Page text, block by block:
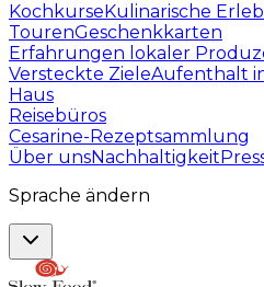
KochkurseKulinarische
TourenGeschenkkarten
Erfahrungen lokaler
Versteckte ZieleAufenthalt
Haus
Reisebüros
Cesarine-Rezeptsammlung
Über unsNachhaltigkeit
Sprache ändern